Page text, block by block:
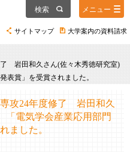
サイトマップ 大学案内の資料請求
検索 メニュー
岩田和久さん(佐々木秀徳研究室)
表賞」を受賞されました。
攻24年度修了 岩田和久
「電気学会産業応用部門
ました。